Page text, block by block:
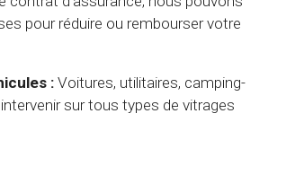
pour réduire ou rembourser votre
: Voitures, utilitaires, camping-
sur tous types de vitrages